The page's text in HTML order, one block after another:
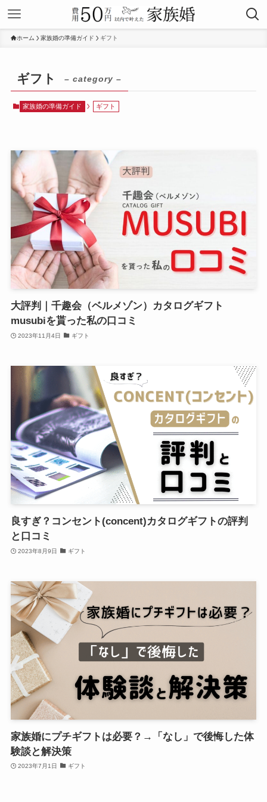
ホーム 家族婚の準備ガイド ギフト
ギフト – category –
家族婚の準備ガイド ギフト
大評判｜千趣会（ベルメゾン）カタログギフト
musubiを貰った私の口コミ
2023年11月4日 ギフト
良すぎ？コンセント(concent)カタログギフトの評判
と口コミ
2023年8月9日 ギフト
家族婚にプチギフトは必要？→「なし」で後悔した体
験談と解決策
2023年7月1日 ギフト